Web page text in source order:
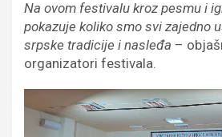
Na ovom festivalu kroz pesmu i
pokazuje koliko smo svi zajedno
srpske tradicije i nasleđa –
organizatori festivala.